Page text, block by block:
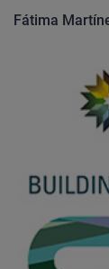
Fátima